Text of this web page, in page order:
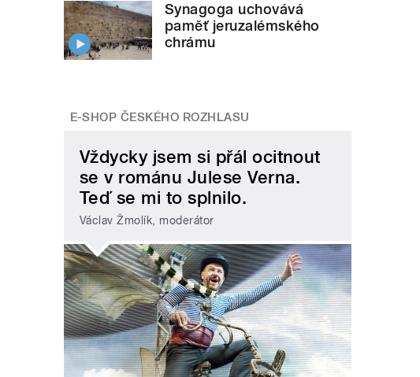
Synagoga uchovává
paměť jeruzalémského
chrámu
E-SHOP ČESKÉHO ROZHLASU
Vždycky jsem si přál ocitnout
se v románu Julese Verna.
Teď se mi to splnilo.
Václav Žmolík, moderátor